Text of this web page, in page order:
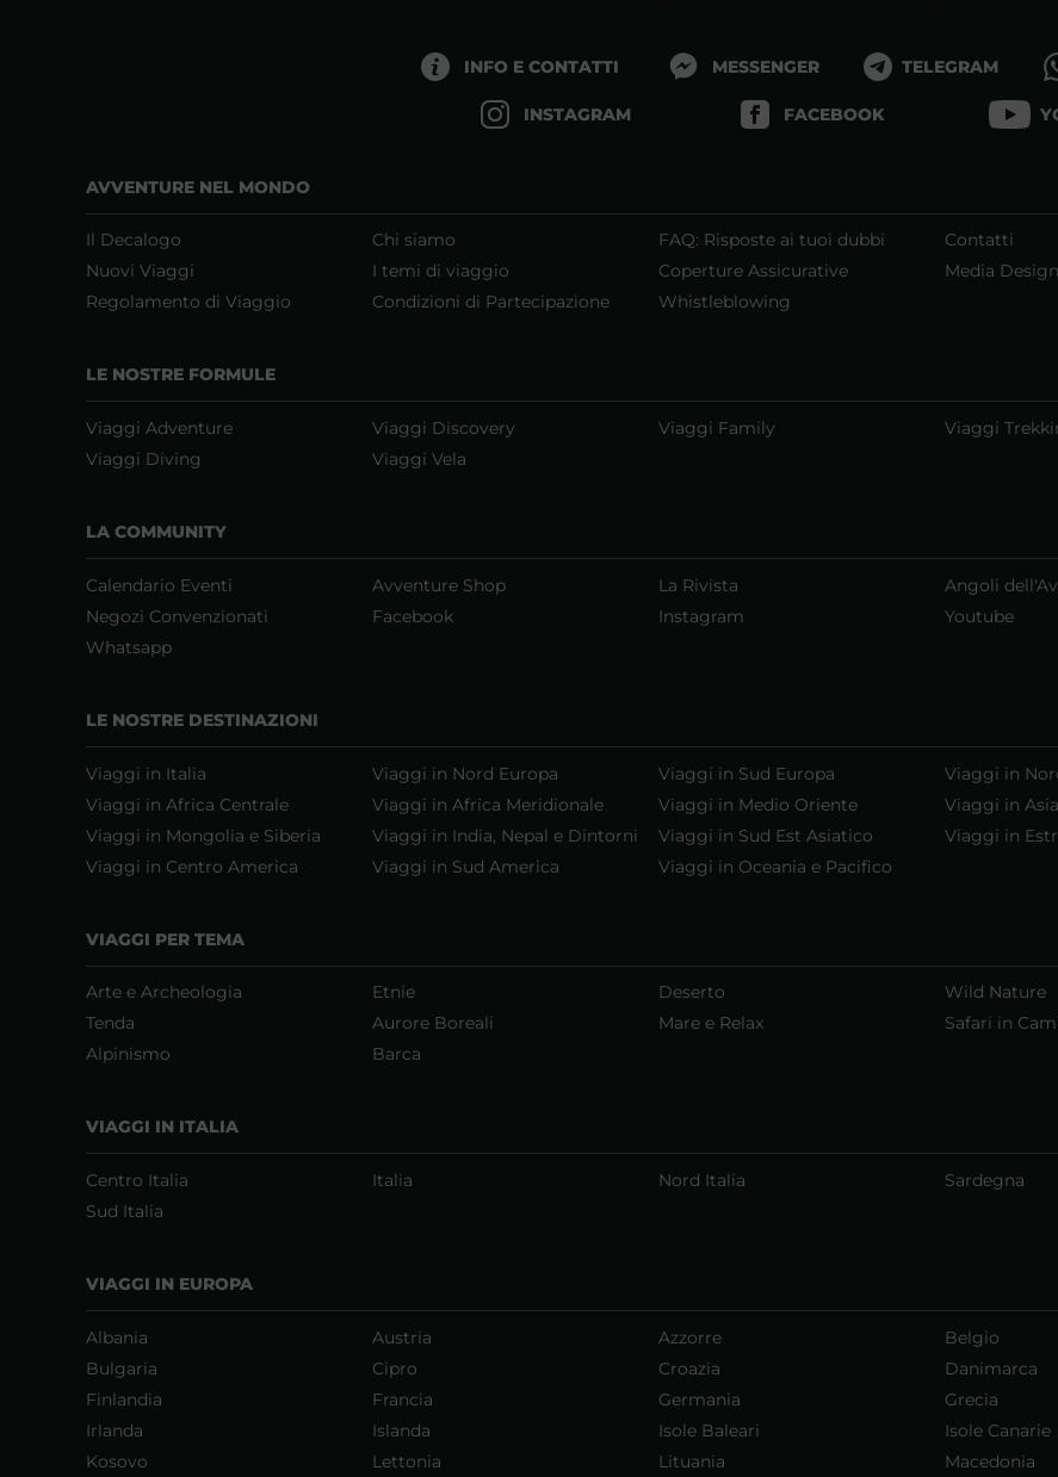
INFO E CONTATTI MESSENGER TELEGRAM
INSTAGRAM FACEBOOK
AVVENTURE NEL MONDO
Il Decalogo Chi siamo FAQ: Risposte ai tuoi dubbi Contatti
Nuovi Viaggi
I temi di viaggio Coperture Assicurative Media
Regolamento di Viaggio
Condizioni di Partecipazione Whistleblowing
LE NOSTRE FORMULE
Viaggi Adventure Viaggi Discovery Viaggi Family Viaggi
Viaggi Diving
Viaggi Vela
LA COMMUNITY
Calendario Eventi Avventure Shop La Rivista Angoli
Negozi Convenzionati
Facebook Instagram Youtube
Whatsapp
LE NOSTRE DESTINAZIONI
Viaggi in Italia Viaggi in Nord Europa Viaggi in Sud Europa Viaggi in
Viaggi in Africa Centrale
Viaggi in Africa Meridionale Viaggi in Medio Oriente Viaggi in
Viaggi in Mongolia e Siberia
Viaggi in India, Nepal e Dintorni Viaggi in Sud Est Asiatico Viaggi in
Viaggi in Centro America
Viaggi in Sud America Viaggi in Oceania e Pacifico
VIAGGI PER TEMA
Arte e Archeologia Etnie Deserto Wild Nature
Tenda
Aurore Boreali Mare e Relax Safari in
Alpinismo
Barca
VIAGGI IN ITALIA
Centro Italia Italia Nord Italia Sardegna
Sud Italia
VIAGGI IN EUROPA
Albania Austria Azzorre Belgio
Bulgaria
Cipro Croazia Danimarca
Finlandia
Francia Germania Grecia
Irlanda
Islanda Isole Baleari Isole Canarie
Kosovo
Lettonia Lituania Macedonia